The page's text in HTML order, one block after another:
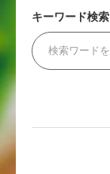
キーワード検索